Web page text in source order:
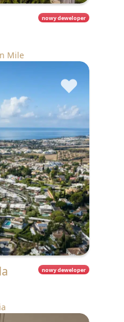
nowy deweloper
Mile
♥
nowy deweloper